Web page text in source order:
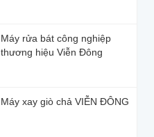
Máy rửa bát công nghiệp
thương hiệu Viễn Đông
Máy xay giò chả VIỄN ĐÔNG